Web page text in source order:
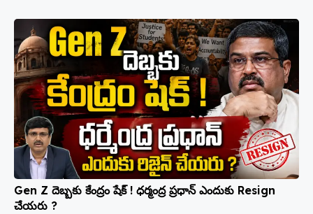
Gen Z దెబ్బకు కేంద్రం షేక్ ! ధర్మంద్ర ప్రధాన్ ఎందుకు Resign
చేయరు ?